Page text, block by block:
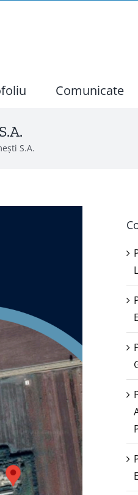
Comunicate
S.A.